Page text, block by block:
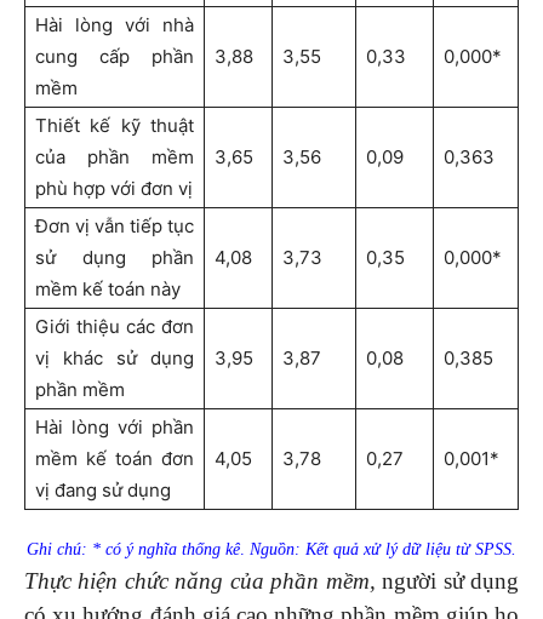
Hài lòng với nhà
cung cấp phần
mềm
3,88 3,55 0,33 0,000*
Thiết kế kỹ thuật
của phần mềm
phù hợp với đơn vị
3,65 3,56 0,09 0,363
Đơn vị vẫn tiếp tục
sử dụng phần
mềm kế toán này
4,08 3,73 0,35 0,000*
Giới thiệu các đơn
vị khác sử dụng
phần mềm
3,95 3,87 0,08 0,385
Hài lòng với phần
mềm kế toán đơn
vị đang sử dụng
4,05 3,78 0,27 0,001*
Ghi chú: * có ý nghĩa thống kê. Nguồn: Kết quả xử lý dữ liệu từ SPSS.
Thực hiện chức năng của phần mềm, người sử dụng